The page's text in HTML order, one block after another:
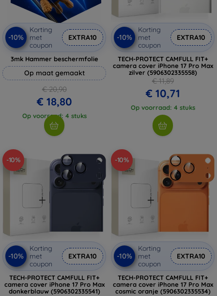
-10%
Korting
met
coupon
EXTRA10
3mk Hammer beschermfolie
Op maat gemaakt
€ 20,90
€ 18,80
Op voorraad: 4 stuks
-10%
Korting
met
coupon
EXTRA10
TECH-PROTECT CAMFULL FIT+
camera cover iPhone 17 Pro Max
zilver (5906302335558)
€ 11,89
€ 10,71
Op voorraad: 4 stuks
-10%
-10%
Korting
met
coupon
EXTRA10
TECH-PROTECT CAMFULL FIT+
camera cover iPhone 17 Pro Max
donkerblauw (5906302335541)
-10%
-10%
Korting
met
coupon
EXTRA10
TECH-PROTECT CAMFULL FIT+
camera cover iPhone 17 Pro Max
cosmic oranje (5906302335534)